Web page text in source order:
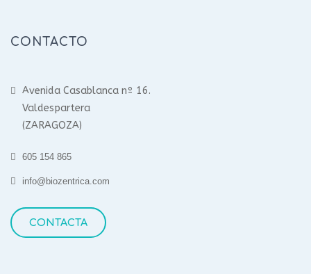
CONTACTO
Avenida Casablanca nº 16.
Valdespartera
(ZARAGOZA)
605 154 865
info@biozentrica.com
CONTACTA